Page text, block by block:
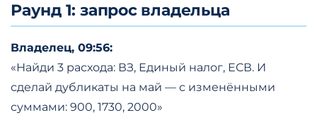
Раунд 1: запрос владельца
Владелец, 09:56:
«Найди 3 расхода: ВЗ, Единый налог, ЕСВ. И
сделай дубликаты на май — с изменёнными
суммами: 900, 1730, 2000»